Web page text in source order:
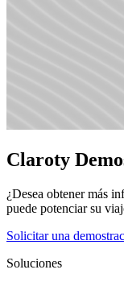
Claroty
¿Desea obtener más
puede potenciar su
Solicitar una
Soluciones